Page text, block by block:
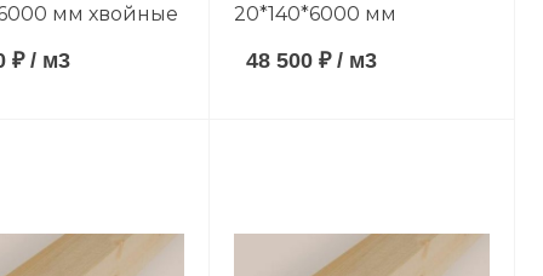
мм хвойные
₽/ м3
20*140*6000 мм
AB
48 500 ₽/ м3